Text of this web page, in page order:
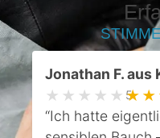
Jonathan F. aus
★★★★★ 5
“Ich hatte